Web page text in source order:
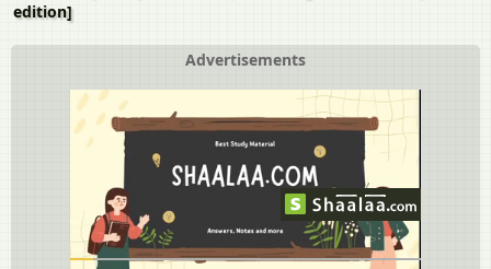
edition]
Advertisements